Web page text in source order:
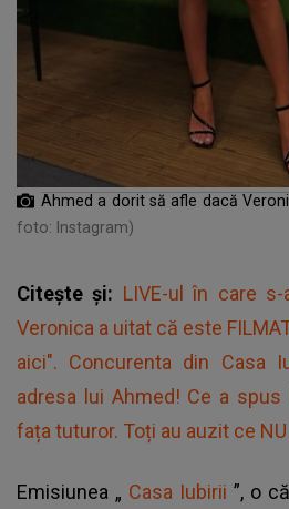
Ahmed a dorit să afle dacă
foto: Instagram)
Citește și: LIVE-ul în care
Veronica a uitat că este
aici". Concurenta din Casa
adresa lui Ahmed! Ce a
fața tuturor. Toți au auzit ce
Emisiunea „ Casa Iubirii ”, o